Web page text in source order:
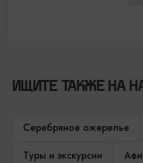
ИЩИТЕ ТАКЖЕ НА
Серебряное ожерелье
Туры и экскурсии